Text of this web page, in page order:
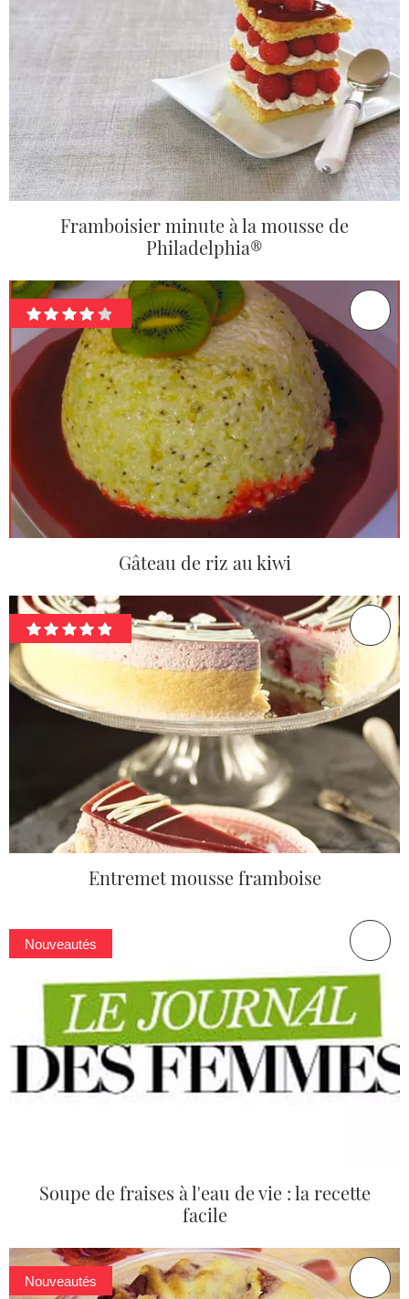
Framboisier minute à la mousse de
Philadelphia®
Gâteau de riz au kiwi
Entremet mousse framboise
Nouveautés
Soupe de fraises à l'eau de vie : la recette
facile
Nouveautés